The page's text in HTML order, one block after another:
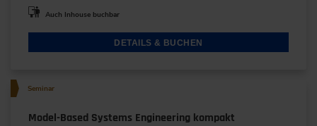
Auch Inhouse buchbar
DETAILS & BUCHEN
Seminar
Model-Based Systems Engineering kompakt